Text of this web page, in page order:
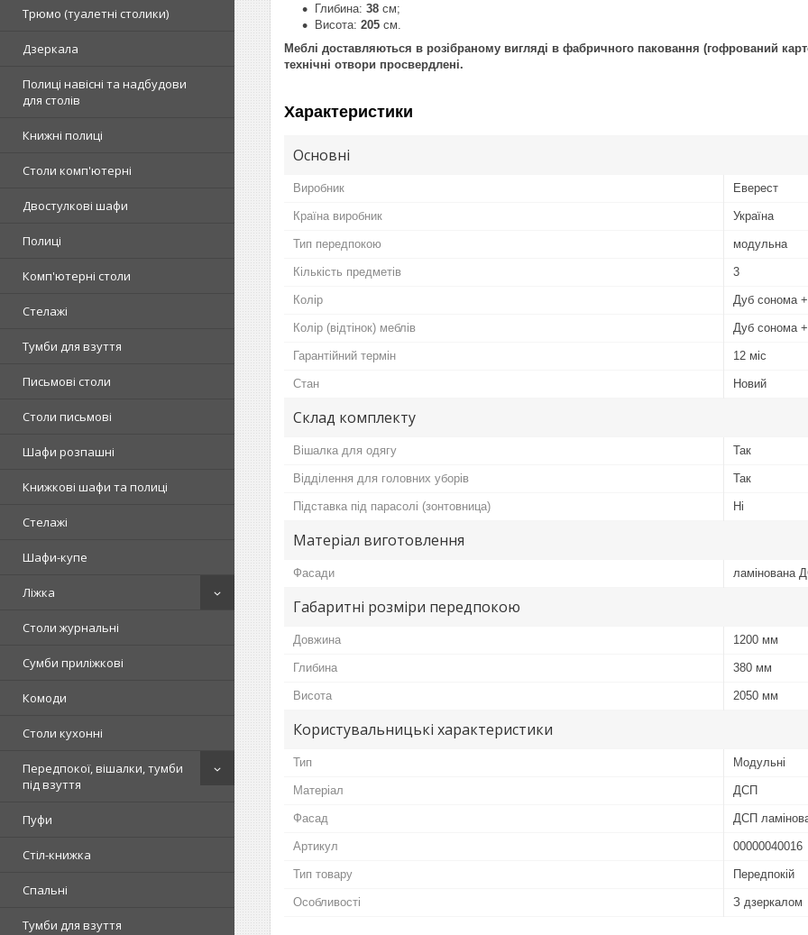
Tрюмо (туалетні столики)
Дзеркала
Полиці навісні та надбудови
для столів
Книжні полиці
Столи комп'ютерні
Двостулкові шафи
Полиці
Комп'ютерні столи
Стелажі
Тумби для взуття
Письмові столи
Столи письмові
Шафи розпашні
Книжкові шафи та полиці
Стелажі
Шафи-купе
Ліжка
Столи журнальні
Сумби приліжкові
Комоди
Столи кухонні
Передпокої, вішалки, тумби
під взуття
Пуфи
Стіл-книжка
Спальні
Тумби для взуття
Глибина: 38 см;
Висота: 205 см.
Меблі доставляються в розібраному вигляді в фабричного паковання (гофрований
технічні отвори просвердлені.
Характеристики
Основні
Виробник Еверест
Країна виробник Україна
Тип передпокою модульна
Кількість предметів 3
Колір Дуб сонома +
Колір (відтінок) меблів Дуб сонома +
Гарантійний термін 12 міс
Стан Новий
Склад комплекту
Вішалка для одягу Так
Відділення для головних уборів Так
Підставка під парасолі (зонтовница) Ні
Матеріал виготовлення
Фасади ламінована
Габаритні розміри передпокою
Довжина 1200 мм
Глибина 380 мм
Висота 2050 мм
Користувальницькі характеристики
Тип Модульні
Матеріал ДСП
Фасад ДСП
Артикул 00000040016
Тип товару Передпокій
Особливості З дзеркалом